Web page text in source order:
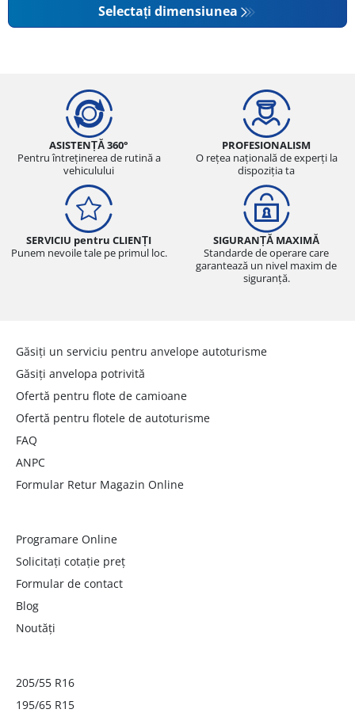
Selectați dimensiunea
ASISTENȚĂ 360°
Pentru întreținerea de rutină a
vehiculului
PROFESIONALISM
O rețea națională de experți la
dispoziția ta
SERVICIU pentru CLIENȚI
Punem nevoile tale pe primul loc.
SIGURANȚĂ MAXIMĂ
Standarde de operare care
garantează un nivel maxim de
siguranță.
Găsiți un serviciu pentru anvelope autoturisme
Găsiți anvelopa potrivită
Ofertă pentru flote de camioane
Ofertă pentru flotele de autoturisme
FAQ
ANPC
Formular Retur Magazin Online
Programare Online
Solicitați cotație preț
Formular de contact
Blog
Noutăți
205/55 R16
195/65 R15